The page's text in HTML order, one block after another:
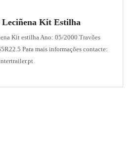
Leciñena Kit Estilha
Kit estilha Ano: 05/2000 Travões
Para mais informações contacte: